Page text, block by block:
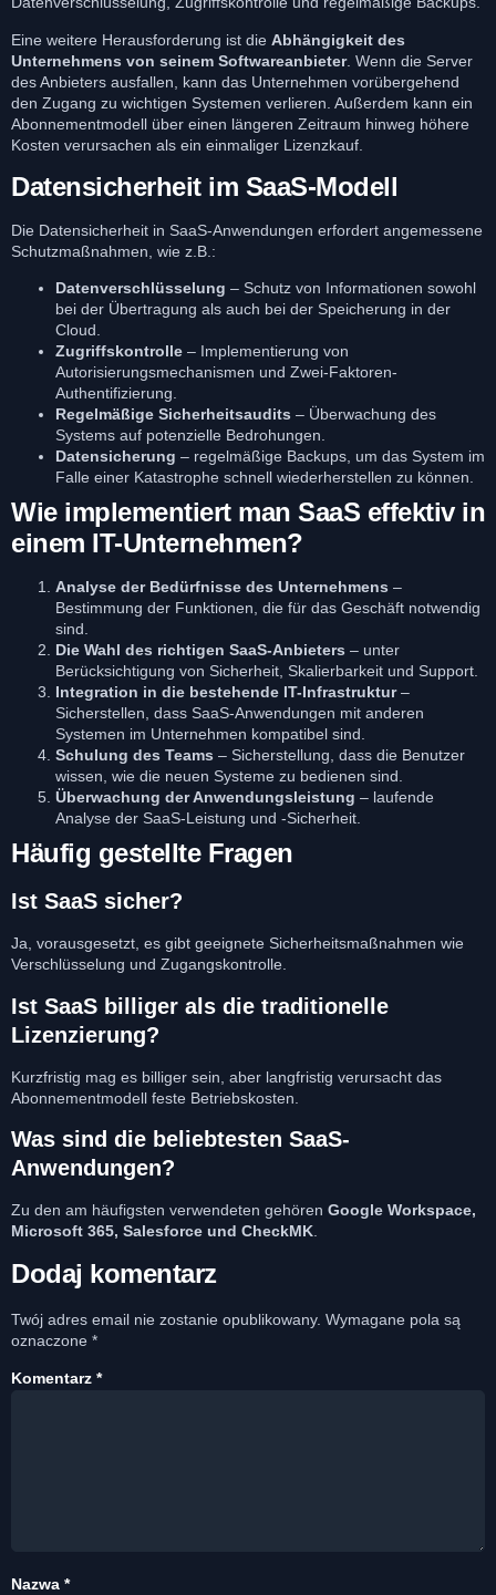
Eine weitere Herausforderung ist die Abhängigkeit des
Unternehmens von seinem Softwareanbieter. Wenn die Server
des Anbieters ausfallen, kann das Unternehmen vorübergehend
den Zugang zu wichtigen Systemen verlieren. Außerdem kann ein
Abonnementmodell über einen längeren Zeitraum hinweg höhere
Kosten verursachen als ein einmaliger Lizenzkauf.
Datensicherheit im SaaS-Modell
Die Datensicherheit in SaaS-Anwendungen erfordert angemessene
Schutzmaßnahmen, wie z.B.:
Datenverschlüsselung – Schutz von Informationen sowohl
bei der Übertragung als auch bei der Speicherung in der
Cloud.
Zugriffskontrolle – Implementierung von
Autorisierungsmechanismen und Zwei-Faktoren-
Authentifizierung.
Regelmäßige Sicherheitsaudits – Überwachung des
Systems auf potenzielle Bedrohungen.
Datensicherung – regelmäßige Backups, um das System im
Falle einer Katastrophe schnell wiederherstellen zu können.
Wie implementiert man SaaS effektiv in
einem IT-Unternehmen?
Analyse der Bedürfnisse des Unternehmens –
Bestimmung der Funktionen, die für das Geschäft notwendig
sind.
Die Wahl des richtigen SaaS-Anbieters – unter
Berücksichtigung von Sicherheit, Skalierbarkeit und Support.
Integration in die bestehende IT-Infrastruktur–
Sicherstellen, dass SaaS-Anwendungen mit anderen
Systemen im Unternehmen kompatibel sind.
Schulung des Teams – Sicherstellung, dass die Benutzer
wissen, wie die neuen Systeme zu bedienen sind.
Überwachung der Anwendungsleistung – laufende
Analyse der SaaS-Leistung und -Sicherheit.
Häufig gestellte Fragen
Ist SaaS sicher?
Ja, vorausgesetzt, es gibt geeignete Sicherheitsmaßnahmen wie
Verschlüsselung und Zugangskontrolle.
Ist SaaS billiger als die traditionelle
Lizenzierung?
Kurzfristig mag es billiger sein, aber langfristig verursacht das
Abonnementmodell feste Betriebskosten.
Was sind die beliebtesten SaaS-
Anwendungen?
Zu den am häufigsten verwendeten gehören Google Workspace,
Microsoft 365, Salesforce und CheckMK.
Dodaj komentarz
Twój adres email nie zostanie opublikowany. Wymagane pola są
oznaczone *
Komentarz *
Nazwa *